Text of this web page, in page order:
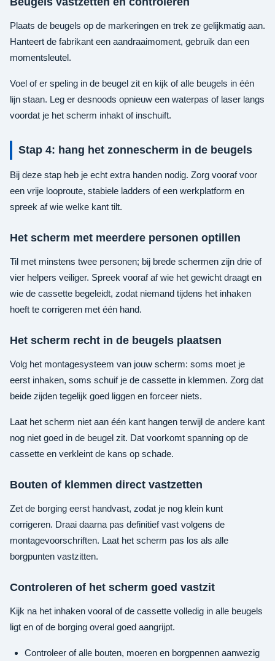
Plaats de beugels op de markeringen en trek ze gelijkmatig aan.
Hanteert de fabrikant een aandraaimoment, gebruik dan een
momentsleutel.
Voel of er speling in de beugel zit en kijk of alle beugels in één
lijn staan. Leg er desnoods opnieuw een waterpas of laser langs
voordat je het scherm inhakt of inschuift.
Stap 4: hang het zonnescherm in de beugels
Bij deze stap heb je echt extra handen nodig. Zorg vooraf voor
een vrije looproute, stabiele ladders of een werkplatform en
spreek af wie welke kant tilt.
Het scherm met meerdere personen optillen
Til met minstens twee personen; bij brede schermen zijn drie of
vier helpers veiliger. Spreek vooraf af wie het gewicht draagt en
wie de cassette begeleidt, zodat niemand tijdens het inhaken
hoeft te corrigeren met één hand.
Het scherm recht in de beugels plaatsen
Volg het montagesysteem van jouw scherm: soms moet je
eerst inhaken, soms schuif je de cassette in klemmen. Zorg dat
beide zijden tegelijk goed liggen en forceer niets.
Laat het scherm niet aan één kant hangen terwijl de andere kant
nog niet goed in de beugel zit. Dat voorkomt spanning op de
cassette en verkleint de kans op schade.
Bouten of klemmen direct vastzetten
Zet de borging eerst handvast, zodat je nog klein kunt
corrigeren. Draai daarna pas definitief vast volgens de
montagevoorschriften. Laat het scherm pas los als alle
borgpunten vastzitten.
Controleren of het scherm goed vastzit
Kijk na het inhaken vooral of de cassette volledig in alle beugels
ligt en of de borging overal goed aangrijpt.
Controleer of alle bouten, moeren en borgpennen aanwezig